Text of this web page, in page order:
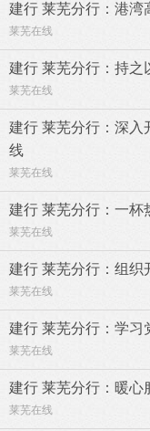
建行 莱芜分行：港湾
莱芜在线
建行 莱芜分行：持之
莱芜在线
建行 莱芜分行：深入
线
莱芜在线
建行 莱芜分行：一杯
莱芜在线
建行 莱芜分行：组织
莱芜在线
建行 莱芜分行：学习
莱芜在线
建行 莱芜分行：暖心
莱芜在线